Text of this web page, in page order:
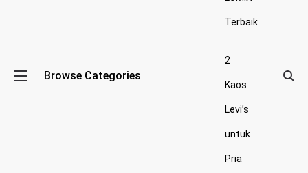
Browse Categories
Terbaik
2
Kaos
Levi’s
untuk
Pria